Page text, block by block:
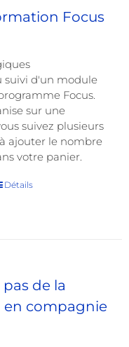
Focus
suivi d'un module
Focus.
sur une
suivez plusieurs
ajouter le nombre
votre panier.
Détails
de la
compagnie